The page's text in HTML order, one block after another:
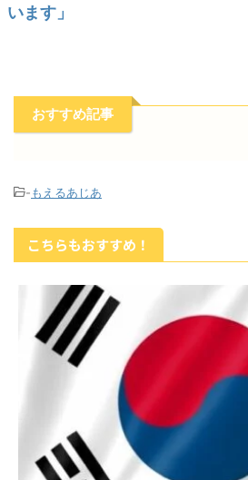
います」
おすすめ記事
-もえるあじあ
こちらもおすすめ！